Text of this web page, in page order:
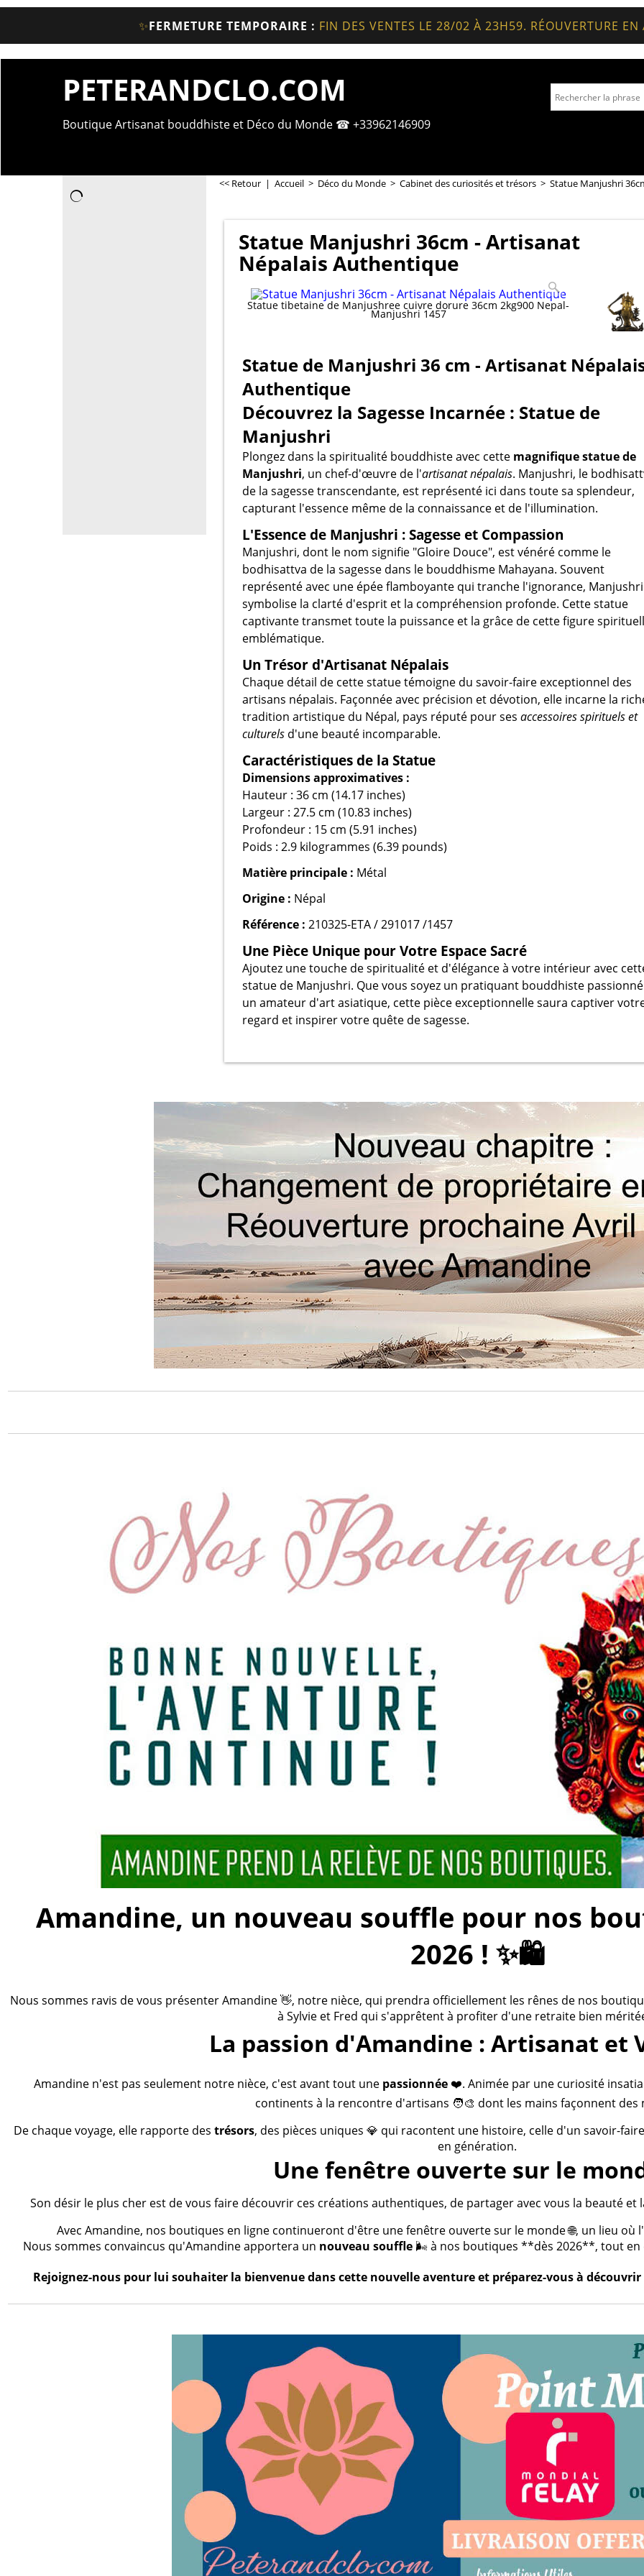
✨FERMETURE TEMPORAIRE : FIN DES VENTES LE 28/02 À 23H59. RÉOUVERTURE
PETERANDCLO.COM
Boutique Artisanat bouddhiste et Déco du Monde ☎ +33962146909
<< Retour | Accueil > Déco du Monde > Cabinet des curiosités et trésors > Statue Manjushri
Statue Manjushri 36cm - Artisanat
Népalais Authentique
Statue tibetaine de Manjushree cuivre dorure 36cm 2kg900 Nepal-
Manjushri 1457
Statue de Manjushri 36 cm - Artisanat
Authentique
Découvrez la Sagesse Incarnée : Statue de
Manjushri
Plongez dans la spiritualité bouddhiste avec cette magnifique statue de
Manjushri, un chef-d'œuvre de l'artisanat népalais. Manjushri, le
de la sagesse transcendante, est représenté ici dans toute sa splendeur,
capturant l'essence même de la connaissance et de l'illumination.
L'Essence de Manjushri : Sagesse et Compassion
Manjushri, dont le nom signifie "Gloire Douce", est vénéré comme le
bodhisattva de la sagesse dans le bouddhisme Mahayana. Souvent
représenté avec une épée flamboyante qui tranche l'ignorance, Manjushri
symbolise la clarté d'esprit et la compréhension profonde. Cette statue
captivante transmet toute la puissance et la grâce de cette figure
emblématique.
Un Trésor d'Artisanat Népalais
Chaque détail de cette statue témoigne du savoir-faire exceptionnel des
artisans népalais. Façonnée avec précision et dévotion, elle incarne la
tradition artistique du Népal, pays réputé pour ses accessoires spirituels et
culturels d'une beauté incomparable.
Caractéristiques de la Statue
Dimensions approximatives :
Hauteur : 36 cm (14.17 inches)
Largeur : 27.5 cm (10.83 inches)
Profondeur : 15 cm (5.91 inches)
Poids : 2.9 kilogrammes (6.39 pounds)
Matière principale : Métal
Origine : Népal
Référence : 210325-ETA / 291017 /1457
Une Pièce Unique pour Votre Espace Sacré
Ajoutez une touche de spiritualité et d'élégance à votre intérieur avec
statue de Manjushri. Que vous soyez un pratiquant bouddhiste
un amateur d'art asiatique, cette pièce exceptionnelle saura captiver
regard et inspirer votre quête de sagesse.
Amandine, un nouveau souffle pour nos
2026 ! ✨🛍️
Nous sommes ravis de vous présenter Amandine 👋, notre nièce, qui prendra officiellement les rênes de nos
à Sylvie et Fred qui s'apprêtent à profiter d'une retraite bien
La passion d'Amandine : Artisanat et
Amandine n'est pas seulement notre nièce, c'est avant tout une passionnée❤️. Animée par une curiosité
continents à la rencontre d'artisans 🧑‍🎨 dont les mains façonnent des
De chaque voyage, elle rapporte des trésors, des pièces uniques 💎 qui racontent une histoire, celle d'un savoir-
en génération.
Une fenêtre ouverte sur le
Son désir le plus cher est de vous faire découvrir ces créations authentiques, de partager avec vous la beauté
Avec Amandine, nos boutiques en ligne continueront d'être une fenêtre ouverte sur le monde 🌐, un lieu
Nous sommes convaincus qu'Amandine apportera un nouveau souffle🌬️ à nos boutiques **dès 2026**, tout en
Rejoignez-nous pour lui souhaiter la bienvenue dans cette nouvelle aventure et préparez-vous à